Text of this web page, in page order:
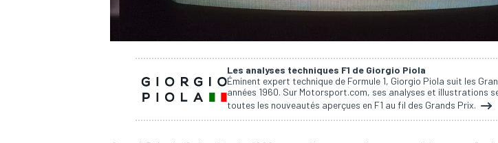
Les analyses techniques F1 de Giorgio Piola
Éminent expert technique de Formule 1, Giorgio Piola suit les
années 1960. Sur Motorsport.com, ses analyses et illustrations
toutes les nouveautés aperçues en F1 au fil des Grands Prix.